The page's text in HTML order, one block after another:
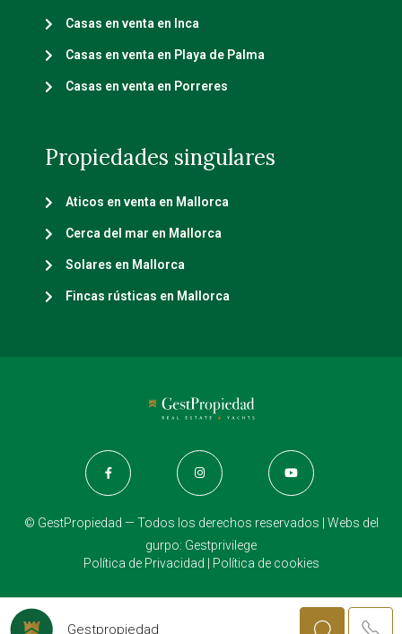
Casas en venta en Inca
Casas en venta en Playa de Palma
Casas en venta en Porreres
Propiedades singulares
Aticos en venta en Mallorca
Cerca del mar en Mallorca
Solares en Mallorca
Fincas rústicas en Mallorca
© GestPropiedad — Todos los derechos reservados | Webs del
gurpo: Gestprivilege
Política de Privacidad
Política de cookies
Gestpropiedad